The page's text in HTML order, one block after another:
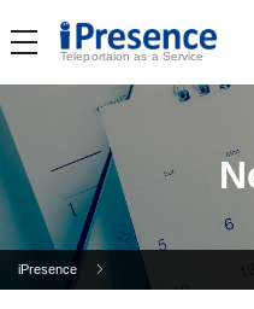
Teleportaion as a Service
iPresence